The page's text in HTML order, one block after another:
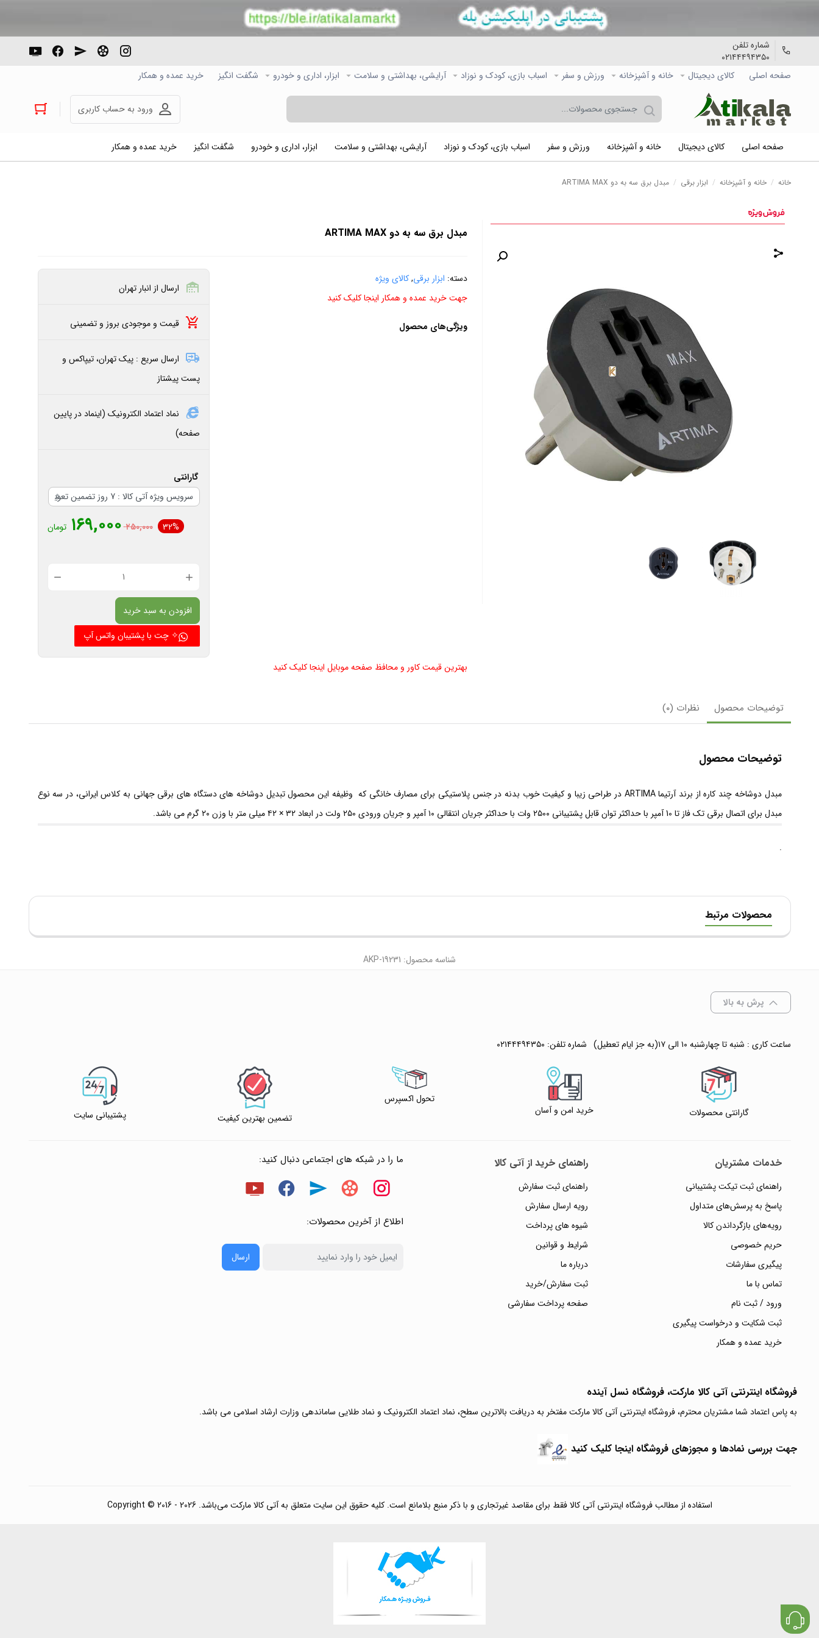
شماره تلفن
۰۲۱۴۴۴۹۴۳۵۰
صفحه اصلی
کالاي دیجیتال خانه و آشپزخانه ورزش و سفر اسباب بازی، کودک و نوزاد آرایشی، بهداشتی و سلامت ابزار، اداری و خودرو شگفت انگیز خرید عمده و همکار
ورود به حساب کاربری
صفحه اصلی کالاي دیجیتال خانه و آشپزخانه ورزش و سفر اسباب بازی، کودک و نوزاد آرایشی، بهداشتی و سلامت ابزار، اداری و خودرو شگفت انگیز خرید عمده و همکار
خانه / خانه و آشپزخانه / ابزار برقی / مبدل برق سه به دو ARTIMA MAX
مبدل برق سه به دو ARTIMA MAX
دسته: ابزار برقی,کالای ویژه
جهت خرید عمده و همکار اینجا کلیک کنید
ویژگی‌های محصول
ارسال از انبار تهران
قیمت و موجودی بروز و تضمینی
ارسال سریع : پیک تهران، تیپاکس و
پست پیشتاز
نماد اعتماد الکترونیک (اینماد در پایین
صفحه)
گارانتی
32% ۲۵۰,۰۰۰ ۱۶۹,۰۰۰ تومان
افزودن به سبد خرید
✧ چت با پشتیبان واتس آپ
بهترین قیمت کاور و محافظ صفحه موبایل اینجا کلیک کنید
توضیحات محصول نظرات (۰)
توضیحات محصول
مبدل دوشاخه چند کاره از برند آرتیما ARTIMA در طراحی زیبا و کیفیت خوب بدنه در جنس پلاستیکی برای مصارف خانگی که وظیفه این محصول تبدیل دوشاخه های دستگاه های برقی جهانی به کلاس ایرانی، در سه نوع
مبدل برای اتصال برقی تک فاز تا 10 آمپر با
حداکثر توان قابل پشتیبانی ۲۵۰۰ وات با حداکثر جریان انتقالی ۱۰ آمپر و جریان ورودی ۲۵۰ ولت در ابعاد ۳۲ × ۴۲ میلی متر با وزن ۲۰ گرم می باشد.
.
محصولات مرتبط
شناسه محصول: AKP-19231
پرش به بالا
ساعت کاری : شنبه تا چهارشنبه ۱۰ الی ۱۷(به جز ایام تعطیل) شماره تلفن: ۰۲۱۴۴۴۹۴۳۵۰
گارانتی محصولات خرید امن و آسان
تحول اکسپرس
تضمین بهترین کیفیت
پشتیبانی سایت
خدمات مشتریان
راهنمای ثبت تیکت پشتیبانی
پاسخ به پرسش‌های متداول
رویه‌های بازگرداندن کالا
حریم خصوصی
پیگیری سفارشات
تماس با ما
ورود / ثبت نام
ثبت شکایت و درخواست پیگیری
خرید عمده و همکار
راهنمای خرید از آتی کالا
راهنمای ثبت سفارش
رویه ارسال سفارش
شیوه های پرداخت
شرایط و قوانین
درباره ما
ثبت سفارش/خرید
صفحه پرداخت سفارشی
ما را در شبکه های اجتماعی دنبال کنید:
اطلاع از آخرین محصولات:
ارسال
فروشگاه اینترنتی آتی‌ کالا مارکت، فروشگاه نسل آینده
به پاس اعتماد شما مشتریان محترم، فروشگاه اینترنتی آتی کالا مارکت مفتخر به دریافت بالاترین سطح، نماد اعتماد الکترونیک و نماد طلایی ساماندهی وزارت ارشاد اسلامی می باشد.
جهت بررسی نمادها و مجوزهای فروشگاه اینجا کلیک کنید
استفاده از مطالب فروشگاه اینترنتی آتی کالا فقط برای مقاصد غیرتجاری و با ذکر منبع بلامانع است. کلیه حقوق این سایت متعلق به آتی کالا مارکت می‌باشد. Copyright © 2016 - 2026